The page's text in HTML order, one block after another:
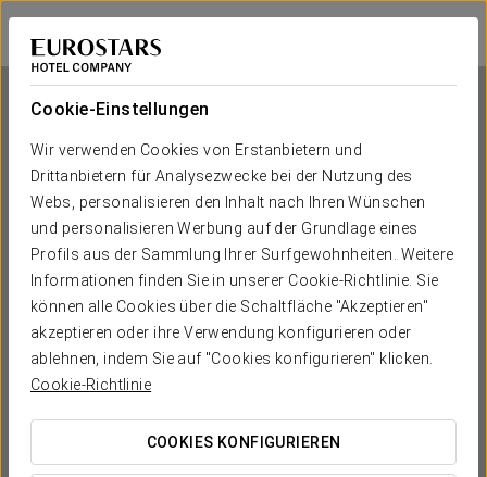
Cookie-Einstellungen
Wir verwenden Cookies von Erstanbietern und
Drittanbietern für Analysezwecke bei der Nutzung des
Webs, personalisieren den Inhalt nach Ihren Wünschen
und personalisieren Werbung auf der Grundlage eines
Profils aus der Sammlung Ihrer Surfgewohnheiten. Weitere
Informationen finden Sie in unserer Cookie-Richtlinie. Sie
können alle Cookies über die Schaltfläche "Akzeptieren"
akzeptieren oder ihre Verwendung konfigurieren oder
ablehnen, indem Sie auf "Cookies konfigurieren" klicken.
Cookie-Richtlinie
COOKIES KONFIGURIEREN
Exe Cuenca
CUENCA
Exe Cuenca
CUENCA
WANN MÖCHTEN SIE REISEN?
 